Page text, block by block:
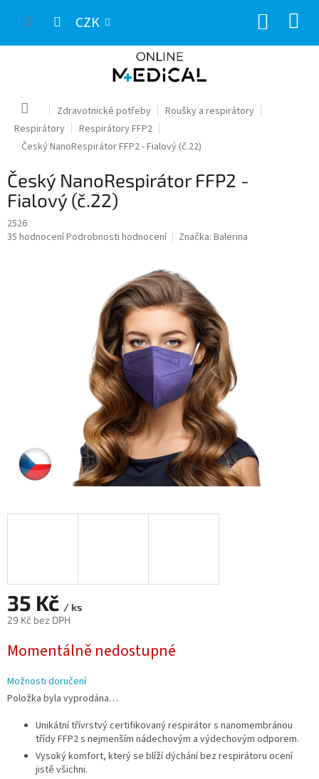
CZK
Domů Zdravotnické potřeby
Roušky a respirátory
Respirátory
Respirátory FFP2
Český NanoRespirátor FFP2 - Fialový (č.22)
Český NanoRespirátor FFP2 -
Fialový (č.22)
2526
Průměrné
35 hodnoceníPodrobnosti hodnocení Značka: Balerina
35 Kč / ks
29 Kč bez DPH
cena:
Momentálně nedostupné
Možnosti doručení
Položka byla vyprodána…
Unikátní třívrstvý certifikovaný respirátor s nanomembránou
třídy FFP2 s nejmenším nádechovým a výdechovým odporem.
Vysoký komfort, který se blíží dýchání bez respirátoru ocení
jistě všichni.